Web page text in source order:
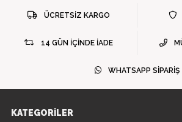
ÜCRETSİZ KARGO
14 GÜN İÇİNDE İADE
WHATSAPP SİPARİŞ
KATEGORİLER